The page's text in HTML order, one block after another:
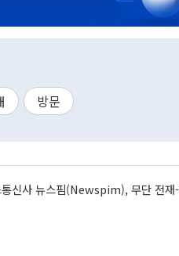
방문
신사 뉴스핌(Newspim), 무단 전재